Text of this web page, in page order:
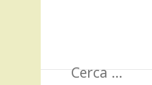
Ricerca